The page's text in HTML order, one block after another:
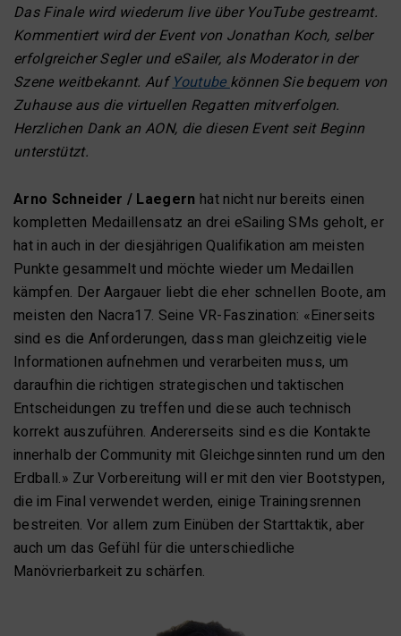
Das Finale wird wiederum live über YouTube gestreamt.
Kommentiert wird der Event von Jonathan Koch, selber
erfolgreicher Segler und eSailer, als Moderator in der
Szene weitbekannt. AufYoutube können Sie bequem von
Zuhause aus die virtuellen Regatten mitverfolgen.
Herzlichen Dank an AON, die diesen Event seit Beginn
unterstützt.
Arno Schneider / Laegern hat nicht nur bereits einen
kompletten Medaillensatz an drei eSailing SMs geholt, er
hat in auch in der diesjährigen Qualifikation am meisten
Punkte gesammelt und möchte wieder um Medaillen
kämpfen. Der Aargauer liebt die eher schnellen Boote, am
meisten den Nacra17. Seine VR-Faszination: «Einerseits
sind es die Anforderungen, dass man gleichzeitig viele
Informationen aufnehmen und verarbeiten muss, um
daraufhin die richtigen strategischen und taktischen
Entscheidungen zu treffen und diese auch technisch
korrekt auszuführen. Andererseits sind es die Kontakte
innerhalb der Community mit Gleichgesinnten rund um den
Erdball.» Zur Vorbereitung will er mit den vier Bootstypen,
die im Final verwendet werden, einige Trainingsrennen
bestreiten. Vor allem zum Einüben der Starttaktik, aber
auch um das Gefühl für die unterschiedliche
Manövrierbarkeit zu schärfen.